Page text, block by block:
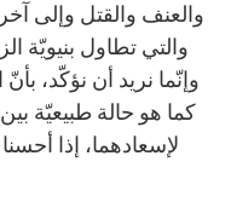
والعنف والقتل وإلى
والتي تطاول بنيويّة
وإنّما نريد أن نؤكّد،
كما هو حالة طبيعيّة
لإسعادهما، إذا